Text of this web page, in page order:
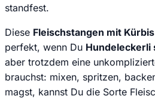
standfest.
Diese Fleischstangen mit Kürbis
perfekt, wenn Du Hundeleckerli
aber trotzdem eine
brauchst: mixen, spritzen,
magst, kannst Du die Sorte